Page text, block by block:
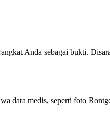
Anda sebagai bukti.
data medis, seperti foto